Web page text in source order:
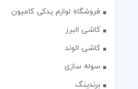
فروشگاه لوازم یدکی کامیون
کاشی البرز
کاشی الوند
سوله سازی
برندینگ